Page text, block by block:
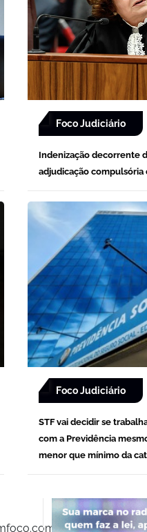
Foco Judiciário
Indenização decorrente
adjudicação
Foco Judiciário
STF vai decidir se
com a Previdência
menor que mínimo da